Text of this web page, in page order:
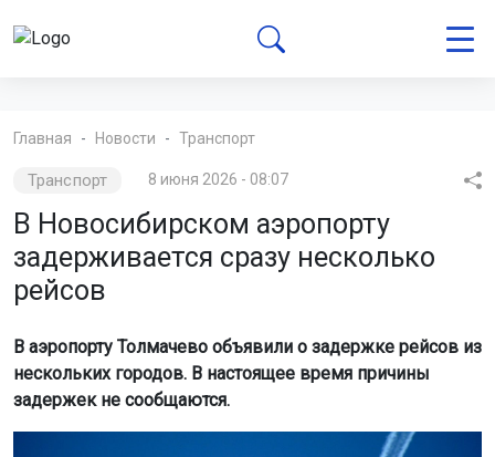
Главная Новости Транспорт
Транспорт 8 июня 2026 - 08:07
В Новосибирском аэропорту
задерживается сразу несколько
рейсов
В аэропорту Толмачево объявили о задержке рейсов из
нескольких городов. В настоящее время причины
задержек не сообщаются.